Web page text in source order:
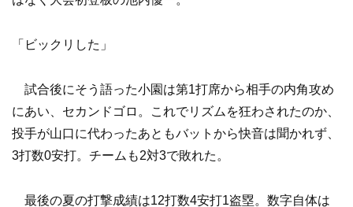
「ビックリした」
試合後にそう語った小園は第1打席から相手の内角攻め
にあい、セカンドゴロ。これでリズムを狂わされたのか、
投手が山口に代わったあともバットから快音は聞かれず、
3打数0安打。チームも2対3で敗れた。
最後の夏の打撃成績は12打数4安打1盗塁。数字自体は